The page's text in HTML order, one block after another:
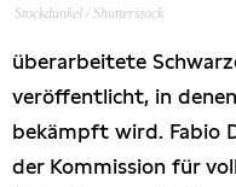
Stockdunkel / Shutterstock
überarbeitete
veröffentlicht, in
bekämpft wird. Fabio
der Kommission für